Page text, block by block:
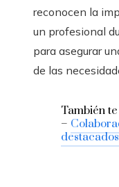
reconocen la
un profesional
para asegurar
de las
También
–
destacados